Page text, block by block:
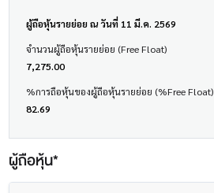
ผู้ถือหุ้นรายย่อย ณ วันที่ 11 มี.ค. 2569
จำนวนผู้ถือหุ้นรายย่อย (Free Float)
7,275.00
%การถือหุ้นของผู้ถือหุ้นรายย่อย (%Free Float)
82.69
ผู้ถือหุ้น*